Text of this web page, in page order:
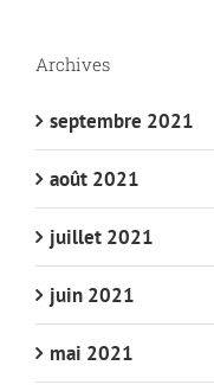
Archives
septembre 2021
août 2021
juillet 2021
juin 2021
mai 2021